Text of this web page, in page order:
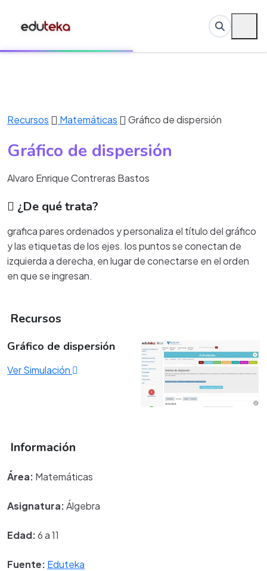
Recursos Matemáticas Gráfico de dispersión
Gráfico de dispersión
Alvaro Enrique Contreras Bastos
¿De qué trata?
grafica pares ordenados y personaliza el título del gráfico
y las etiquetas de los ejes. los puntos se conectan de
izquierda a derecha, en lugar de conectarse en el orden
en que se ingresan.
Recursos
Gráfico de dispersión
Ver Simulación
Información
Área: Matemáticas
Asignatura:Álgebra
Edad:6 a 11
Fuente: Eduteka